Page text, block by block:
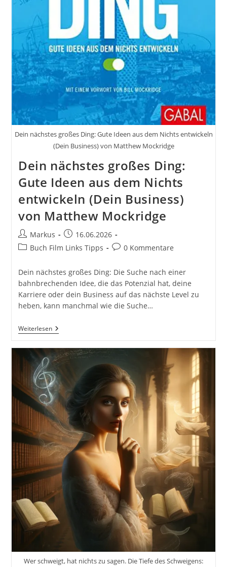
Dein nächstes großes Ding: Gute Ideen aus dem Nichts entwickeln
(Dein Business) von Matthew Mockridge
Dein nächstes großes Ding:
Gute Ideen aus dem Nichts
entwickeln (Dein Business)
von Matthew Mockridge
Beitrags-
Autor:
Markus
Beitrag
veröffentlicht:
16.06.2026
Beitrags-
Buch Film Links Tipps
Beitrags-
0 Kommentare
Dein nächstes großes Ding: Die Suche nach einer
bahnbrechenden Idee, die das Potenzial hat, deine
Karriere oder dein Business auf das nächste Level zu
heben, kann manchmal wie die Suche…
WeiterlesenDein
Nächstes
Ding:
Gute
Ideen
Aus
Dem
Nichts
Entwickeln
(Dein
Business)
Von
Matthew
Mockridge
Wer schweigt, hat nichts zu sagen. Die Tiefe des Schweigens: